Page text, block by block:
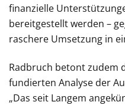
finanzielle
bereitgestellt werden –
raschere Umsetzung in
Radbruch betont zudem
fundierten Analyse der
„Das seit Langem